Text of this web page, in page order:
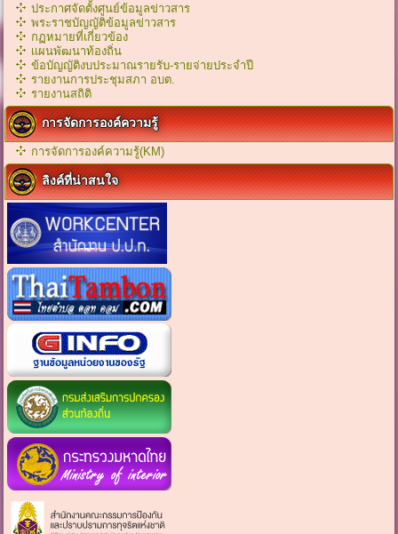
ประกาศจัดตั้งศูนย์ข้อมูลข่าวสาร
พระราชบัญญัติข้อมูลข่าวสาร
กฏหมายที่เกี่ยวข้อง
เเผนพัฒนาท้องถิ่น
ข้อบัญญัติงบประมาณรายรับ-รายจ่ายประจำปี
รายงานการประชุมสภา อบต.
รายงานสถิติ
การจัดการองค์ความรู้
การจัดการองค์ความรู้(KM)
ลิงค์ที่น่าสนใจ